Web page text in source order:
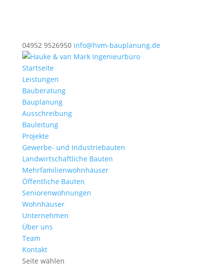
04952 9526950 info@hvm-bauplanung.de
Startseite
Leistungen
Bauberatung
Bauplanung
Ausschreibung
Bauleitung
Projekte
Gewerbe- und Industriebauten
Landwirtschaftliche Bauten
Mehrfamilienwohnhäuser
Öffentliche Bauten
Seniorenwohnungen
Wohnhäuser
Unternehmen
Über uns
Team
Kontakt
Seite wählen